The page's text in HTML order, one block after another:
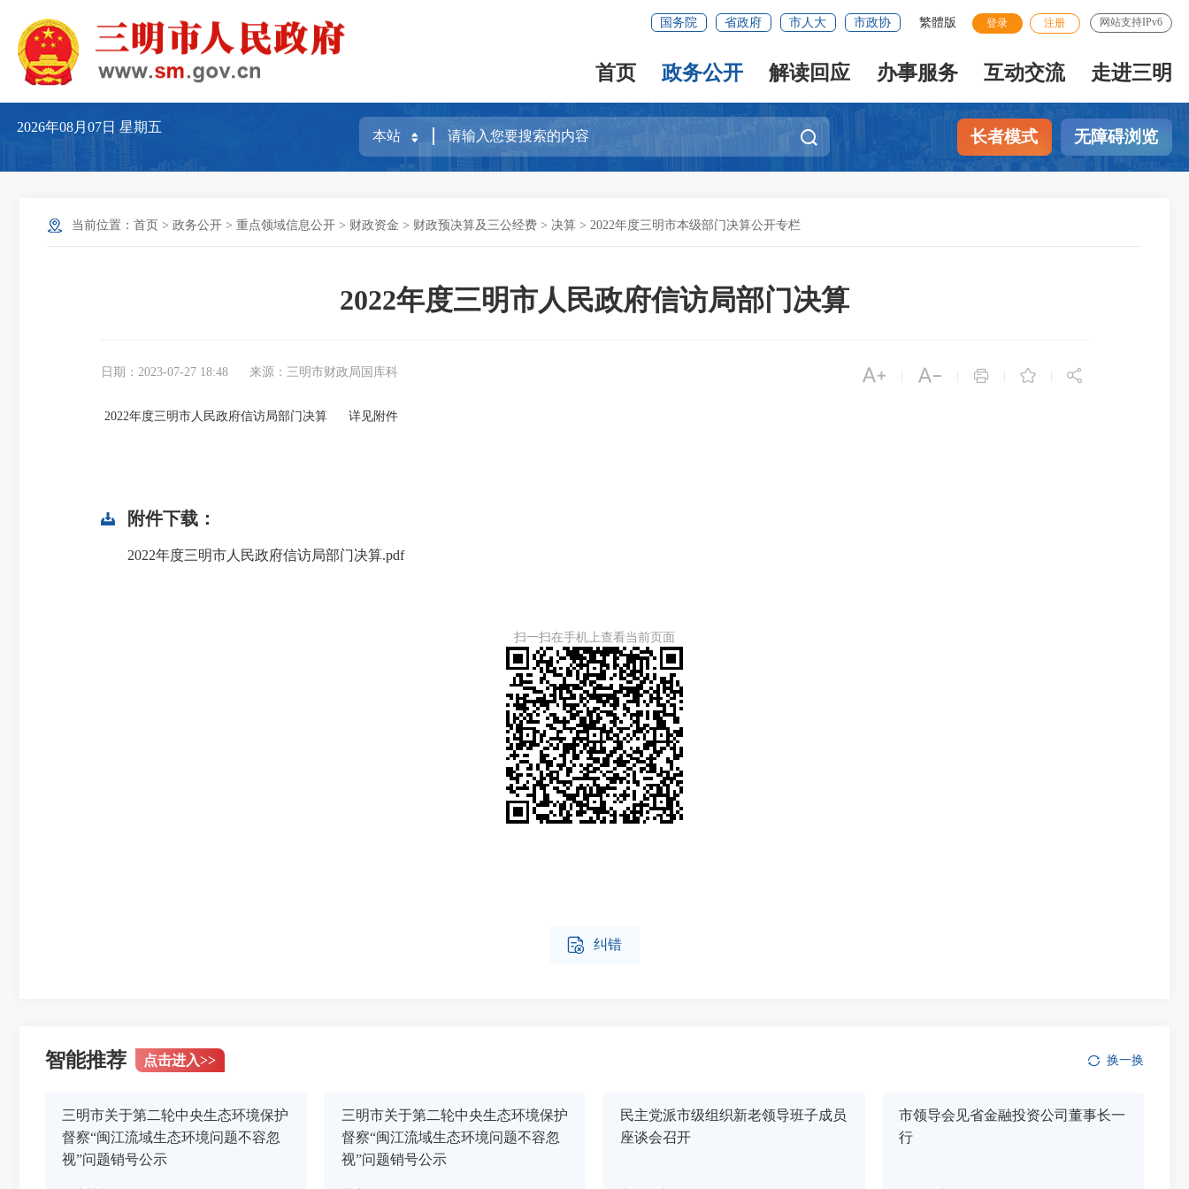
国务院 省政府 市人大 市政协 繁體版 登录 注册 网站支持IPv6
首页 政务公开 解读回应 办事服务 互动交流 走进三明
2026年08月07日星期五
长者模式 无障碍浏览
当前位置： 首页 > 政务公开 > 重点领域信息公开 > 财政资金 > 财政预决算及三公经费 > 决算 > 2022年度三明市本级部门决算公开专栏
2022年度三明市人民政府信访局部门决算
日期：2023-07-27 18:48 来源：三明市财政局国库科     
2022年度三明市人民政府信访局部门决算 详见附件
附件下载：
2022年度三明市人民政府信访局部门决算.pdf
扫一扫在手机上查看当前页面
 纠错
智能推荐 点击进入>> 换一换
三明市关于第二轮中央生态环境保护
督察“闽江流域生态环境问题不容忽
视”问题销号公示
三明市关于第二轮中央生态环境保护
督察“闽江流域生态环境问题不容忽
视”问题销号公示
民主党派市级组织新老领导班子成员
座谈会召开
市领导会见省金融投资公司董事长一
行